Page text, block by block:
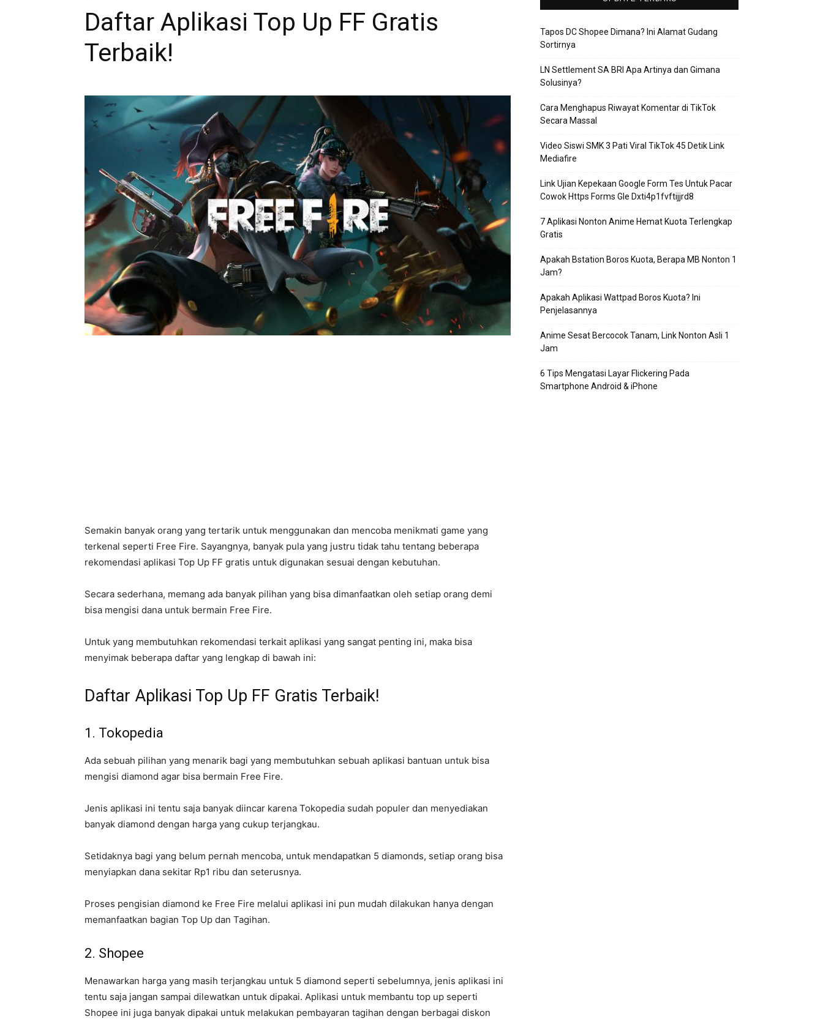
Daftar Aplikasi Top Up FF Gratis
Terbaik!
Semakin banyak orang yang tertarik untuk menggunakan dan mencoba menikmati game yang
terkenal seperti Free Fire. Sayangnya, banyak pula yang justru tidak tahu tentang beberapa
rekomendasi aplikasi Top Up FF gratis untuk digunakan sesuai dengan kebutuhan.
Secara sederhana, memang ada banyak pilihan yang bisa dimanfaatkan oleh setiap orang demi
bisa mengisi dana untuk bermain Free Fire.
Untuk yang membutuhkan rekomendasi terkait aplikasi yang sangat penting ini, maka bisa
menyimak beberapa daftar yang lengkap di bawah ini:
Daftar Aplikasi Top Up FF Gratis Terbaik!
1. Tokopedia
Ada sebuah pilihan yang menarik bagi yang membutuhkan sebuah aplikasi bantuan untuk bisa
mengisi diamond agar bisa bermain Free Fire.
Jenis aplikasi ini tentu saja banyak diincar karena Tokopedia sudah populer dan menyediakan
banyak diamond dengan harga yang cukup terjangkau.
Setidaknya bagi yang belum pernah mencoba, untuk mendapatkan 5 diamonds, setiap orang bisa
menyiapkan dana sekitar Rp1 ribu dan seterusnya.
Proses pengisian diamond ke Free Fire melalui aplikasi ini pun mudah dilakukan hanya dengan
memanfaatkan bagian Top Up dan Tagihan.
2. Shopee
Menawarkan harga yang masih terjangkau untuk 5 diamond seperti sebelumnya, jenis aplikasi ini
tentu saja jangan sampai dilewatkan untuk dipakai. Aplikasi untuk membantu top up seperti
Shopee ini juga banyak dipakai untuk melakukan pembayaran tagihan dengan berbagai diskon
Tapos DC Shopee Dimana? Ini Alamat Gudang
Sortirnya
LN Settlement SA BRI Apa Artinya dan Gimana
Solusinya?
Cara Menghapus Riwayat Komentar di TikTok
Secara Massal
Video Siswi SMK 3 Pati Viral TikTok 45 Detik Link
Mediafire
Link Ujian Kepekaan Google Form Tes Untuk Pacar
Cowok Https Forms Gle Dxti4p1fvftijjrd8
7 Aplikasi Nonton Anime Hemat Kuota Terlengkap
Gratis
Apakah Bstation Boros Kuota, Berapa MB Nonton 1
Jam?
Apakah Aplikasi Wattpad Boros Kuota? Ini
Penjelasannya
Anime Sesat Bercocok Tanam, Link Nonton Asli 1
Jam
6 Tips Mengatasi Layar Flickering Pada
Smartphone Android & iPhone